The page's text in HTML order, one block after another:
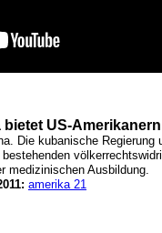
bietet US-
Die kubanische
bestehenden
medizinischen Ausbildung.
amerika 21